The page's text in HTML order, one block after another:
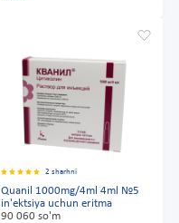
2 sharhni
Quanil 1000mg/4ml 4ml №5
in'ektsiya uchun eritma
90 060 so'm